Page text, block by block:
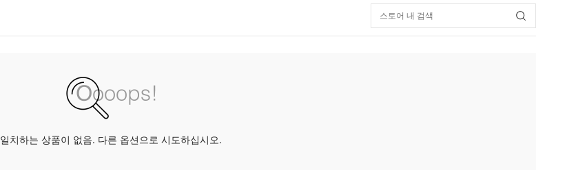
일치하는 상품이 없음. 다른 옵션으로 시도하십시오.